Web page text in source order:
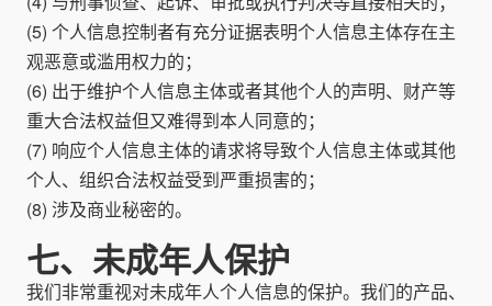
(5) 个人信息控制者有充分证据表明个人信息主体存在主
观恶意或滥用权力的；
(6) 出于维护个人信息主体或者其他个人的声明、财产等
重大合法权益但又难得到本人同意的；
(7) 响应个人信息主体的请求将导致个人信息主体或其他
个人、组织合法权益受到严重损害的；
(8) 涉及商业秘密的。
七、未成年人保护
我们非常重视对未成年人个人信息的保护。我们的产品、